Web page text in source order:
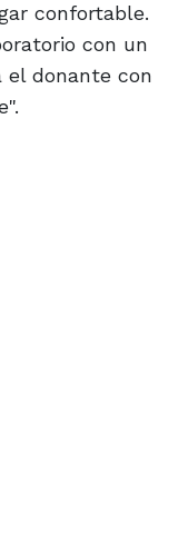
confortable.
con un
el donante con